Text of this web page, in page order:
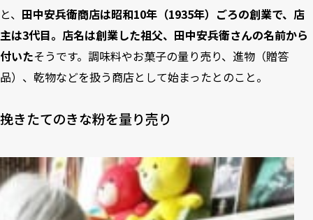
と、 田中安兵衛商店は昭和10年（1935年）ごろの創業で、店
主は3代目。店名は創業した祖父、田中安兵衛さんの名前から
付いたそうです。調味料やお菓子の量り売り、進物（贈答
品）、乾物などを扱う商店として始まったとのこと。
挽きたてのきな粉を量り売り